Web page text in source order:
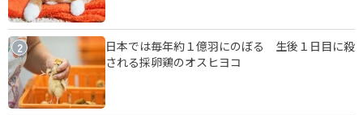
2
日本では毎年約１億羽にのぼる 生後１日目に殺
される採卵鶏のオスヒヨコ